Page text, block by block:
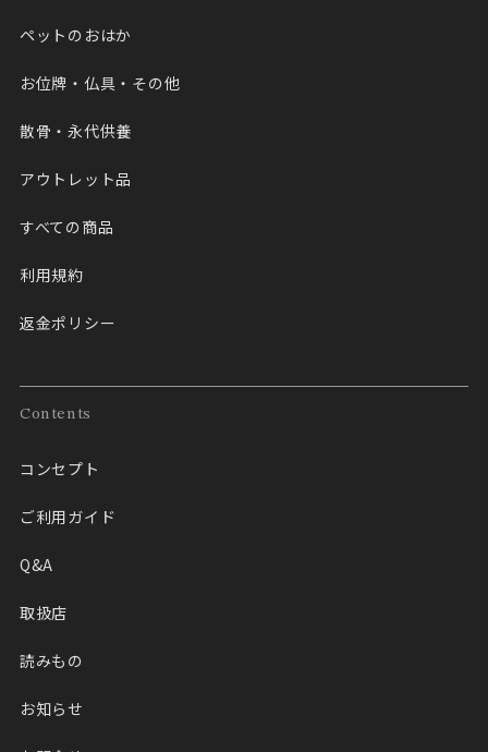
ペットのおはか
お位牌・仏具・その他
散骨・永代供養
アウトレット品
すべての商品
利用規約
返金ポリシー
Contents
コンセプト
ご利用ガイド
Q&A
取扱店
読みもの
お知らせ